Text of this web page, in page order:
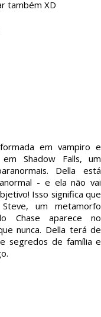
também XD
em vampiro e
Shadow Falls, um
Della está
- e ela não vai
Isso significa que
um metamorfo
Chase aparece no
nunca. Della terá de
segredos de família e